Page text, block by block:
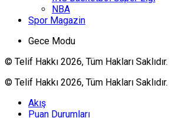
NBA
Spor Magazin
Gece Modu
© Telif Hakkı 2026, Tüm Hakları Saklıdır.
© Telif Hakkı 2026, Tüm Hakları Saklıdır.
Akış
Puan Durumları